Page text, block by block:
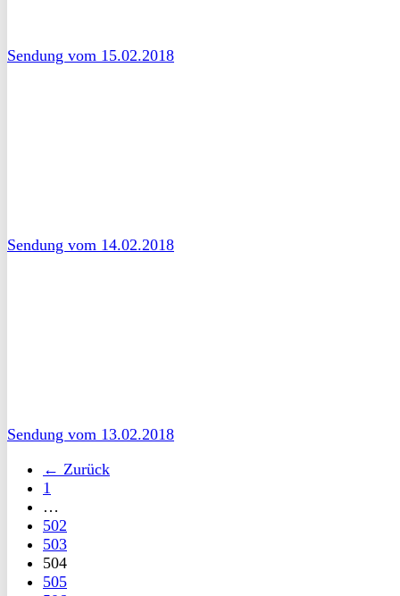
Sendung vom 15.02.2018
Sendung vom 14.02.2018
Sendung vom 13.02.2018
← Zurück
1
…
502
503
504
505